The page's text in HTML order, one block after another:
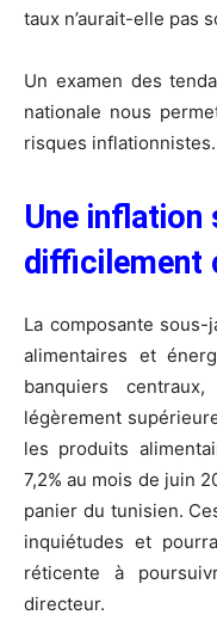
taux n’aurait-elle pas
Un examen des
nationale nous
risques inflationnistes.
Une inflation
difficilement
La composante
alimentaires et
banquiers
légèrement
les produits
7,2% au mois de juin
panier du tunisien.
inquiétudes et
réticente à
directeur.